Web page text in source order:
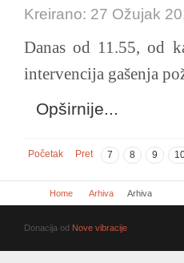
Kreirano: 27 Ožujak
Danas od 11.55, od
intervencija gašenja
Opširnije...
Početak Pret 7 8 9
Home Arhiva Arhiva
Donacija od Nove vibracije